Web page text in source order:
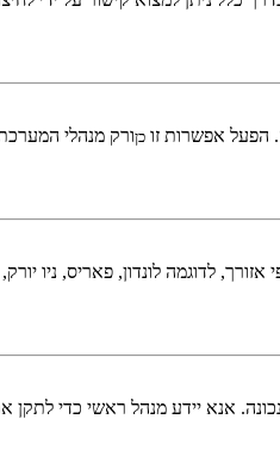
. הפעל אפשרות זו כןורק מנהלי
לדוגמה לונדון, פאריס, ניו
אנא יידע מנהל ראשי כדי לתקן